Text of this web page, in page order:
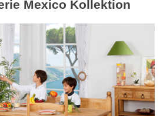
Mexico Kollektion